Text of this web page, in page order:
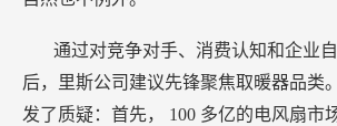
通过对竞争对手、消费认知和企业
后，里斯公司建议先锋聚焦取暖器品类
发了质疑：首先， 100 多亿的电风扇市